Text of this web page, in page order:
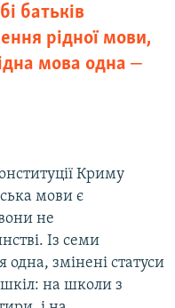
батьків
рідної мови,
мова одна ‒
Криму
мови є
не
Із семи
змінені статуси
на школи з